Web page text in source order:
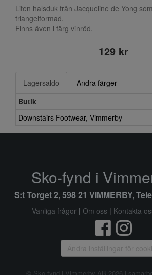
Liten halsduk från Jacqueline de Yong
triangelformad.
Finns även i färg vinröd.
129 kr
Lagersaldo
Andra färger
Butik
Downstairs Footwear, Vimmerby
Sko-fynd i
S:t Torget 2, 598 21 VIMMERBY,
Vanliga frågor | Om oss | Kontakta
Ändra inställingar för